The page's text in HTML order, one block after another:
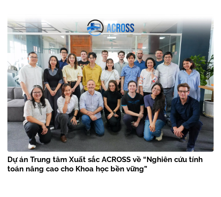
Dự án Trung tâm Xuất sắc ACROSS về “Nghiên cứu tính
toán nâng cao cho Khoa học bền vững”